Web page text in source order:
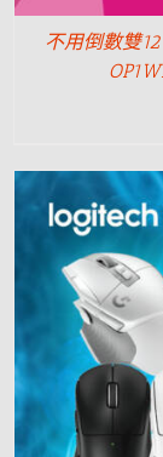
不用倒數雙